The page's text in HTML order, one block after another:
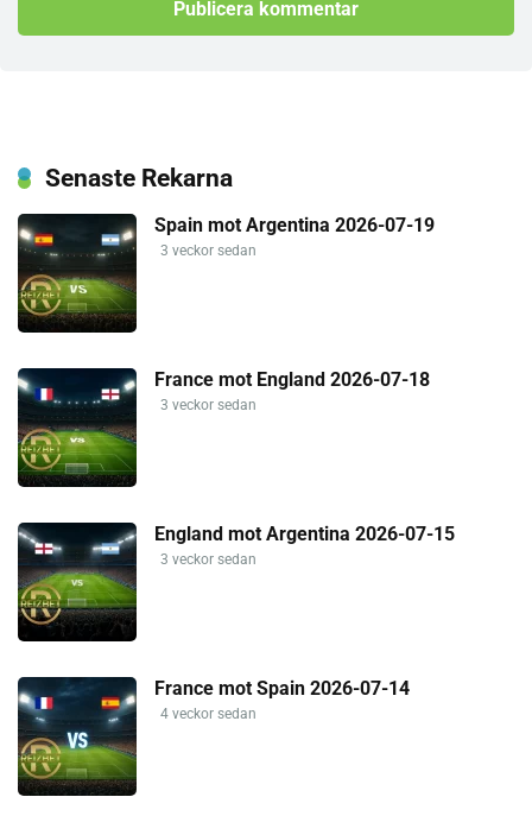
Senaste Rekarna
Spain mot Argentina 2026-07-19
3 veckor sedan
France mot England 2026-07-18
3 veckor sedan
England mot Argentina 2026-07-15
3 veckor sedan
France mot Spain 2026-07-14
4 veckor sedan